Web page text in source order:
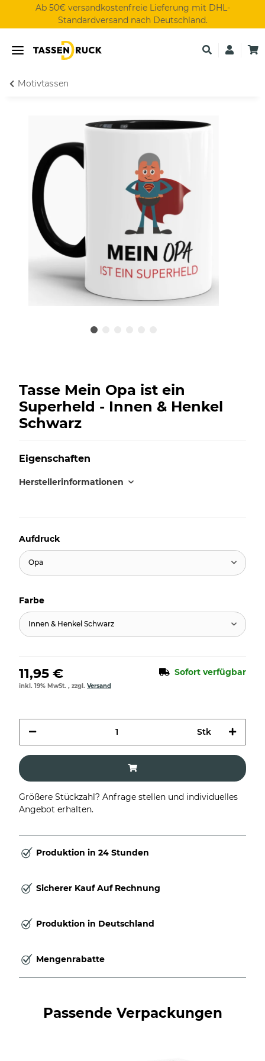
Ab 50€ versandkostenfreie Lieferung mit DHL-
Standardversand nach Deutschland.
Motivtassen
Tasse Mein Opa ist ein
Superheld - Innen & Henkel
Schwarz
Eigenschaften
Herstellerinformationen
Aufdruck
Opa
Farbe
Innen & Henkel Schwarz
11,95 € Sofort verfügbar
inkl. 19% MwSt. , zzgl. Versand
Stk
Größere Stückzahl? Anfrage stellen und individuelles
Angebot erhalten.
Produktion in 24 Stunden
Sicherer Kauf Auf Rechnung
Produktion in Deutschland
Mengenrabatte
Passende Verpackungen